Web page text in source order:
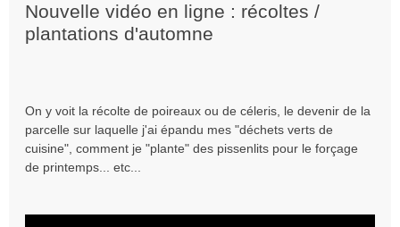
s
o
n
l
u
Nouvelle vidéo en ligne : récoltes /
plantations d'automne
On y voit la récolte de poireaux ou de céleris, le devenir de la
parcelle sur laquelle j'ai épandu mes "déchets verts de
cuisine", comment je "plante" des pissenlits pour le forçage
de printemps... etc...